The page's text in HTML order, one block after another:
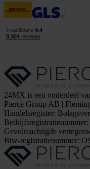
24MX is een onderdeel
Pierce Group AB |
Handelsregister:
Gevolmachtigde
Btw-registratienummer: